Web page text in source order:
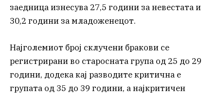
заедница изнесува 27,5 години за невестата и
30,2 години за младоженецот.
Најголемиот број склучени бракови се
регистрирани во старосната група од 25 до 29
години, додека кај разводите критична е
групата од 35 до 39 години, а најкритичен